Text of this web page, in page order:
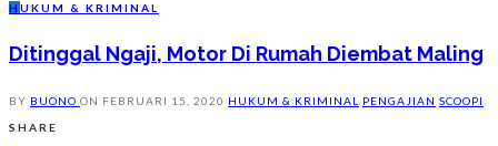
H UKUM & KRIMINAL
Ditinggal Ngaji, Motor Di Rumah Diembat Maling
BY BUONO ON FEBRUARI 15, 2020 HUKUM & KRIMINAL PENGAJIAN SCOOPI
SHARE